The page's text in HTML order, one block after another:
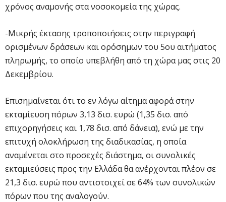
χρόνος αναμονής στα νοσοκομεία της χώρας.
-Μικρής έκτασης τροποποιήσεις στην περιγραφή
ορισμένων δράσεων και ορόσημων του 5ου αιτήματος
πληρωμής, το οποίο υπεβλήθη από τη χώρα μας στις 20
Δεκεμβρίου.
Επισημαίνεται ότι το εν λόγω αίτημα αφορά στην
εκταμίευση πόρων 3,13 δισ. ευρώ (1,35 δισ. από
επιχορηγήσεις και 1,78 δισ. από δάνεια), ενώ με την
επιτυχή ολοκλήρωση της διαδικασίας, η οποία
αναμένεται στο προσεχές διάστημα, οι συνολικές
εκταμιεύσεις προς την Ελλάδα θα ανέρχονται πλέον σε
21,3 δισ. ευρώ που αντιστοιχεί σε 64% των συνολικών
πόρων που της αναλογούν.